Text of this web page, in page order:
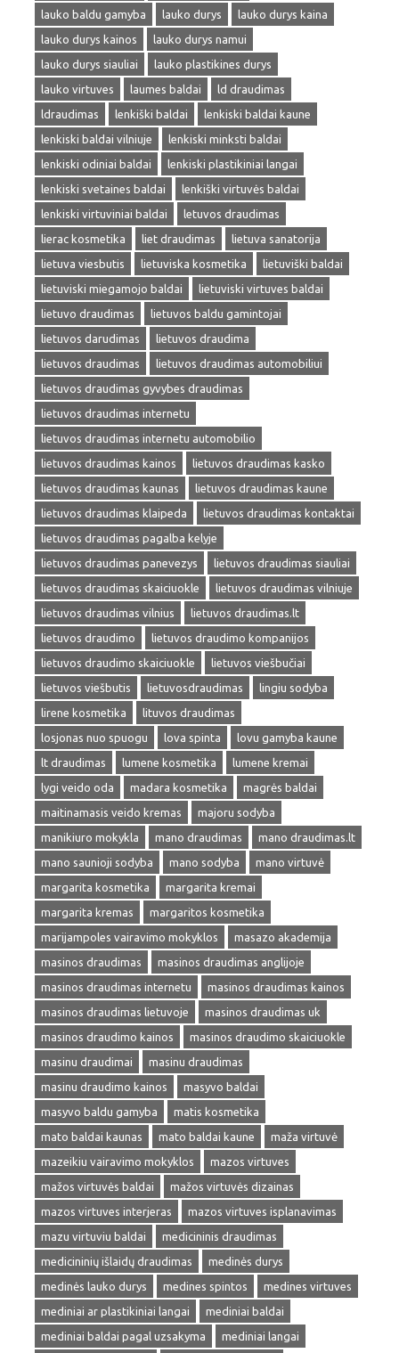
lauko baldu gamyba
lauko durys
lauko durys kaina
lauko durys kainos
lauko durys namui
lauko durys siauliai
lauko plastikines durys
lauko virtuves
laumes baldai
ld draudimas
ldraudimas
lenkiški baldai
lenkiski baldai kaune
lenkiski baldai vilniuje
lenkiski minksti baldai
lenkiski odiniai baldai
lenkiski plastikiniai langai
lenkiski svetaines baldai
lenkiški virtuvės baldai
lenkiski virtuviniai baldai
letuvos draudimas
lierac kosmetika
liet draudimas
lietuva sanatorija
lietuva viesbutis
lietuviska kosmetika
lietuviški baldai
lietuviski miegamojo baldai
lietuviski virtuves baldai
lietuvo draudimas
lietuvos baldu gamintojai
lietuvos darudimas
lietuvos draudima
lietuvos draudimas
lietuvos draudimas automobiliui
lietuvos draudimas gyvybes draudimas
lietuvos draudimas internetu
lietuvos draudimas internetu automobilio
lietuvos draudimas kainos
lietuvos draudimas kasko
lietuvos draudimas kaunas
lietuvos draudimas kaune
lietuvos draudimas klaipeda
lietuvos draudimas kontaktai
lietuvos draudimas pagalba kelyje
lietuvos draudimas panevezys
lietuvos draudimas siauliai
lietuvos draudimas skaiciuokle
lietuvos draudimas vilniuje
lietuvos draudimas vilnius
lietuvos draudimas.lt
lietuvos draudimo
lietuvos draudimo kompanijos
lietuvos draudimo skaiciuokle
lietuvos viešbučiai
lietuvos viešbutis
lietuvosdraudimas
lingiu sodyba
lirene kosmetika
lituvos draudimas
losjonas nuo spuogu
lova spinta
lovu gamyba kaune
lt draudimas
lumene kosmetika
lumene kremai
lygi veido oda
madara kosmetika
magrės baldai
maitinamasis veido kremas
majoru sodyba
manikiuro mokykla
mano draudimas
mano draudimas.lt
mano saunioji sodyba
mano sodyba
mano virtuvė
margarita kosmetika
margarita kremai
margarita kremas
margaritos kosmetika
marijampoles vairavimo mokyklos
masazo akademija
masinos draudimas
masinos draudimas anglijoje
masinos draudimas internetu
masinos draudimas kainos
masinos draudimas lietuvoje
masinos draudimas uk
masinos draudimo kainos
masinos draudimo skaiciuokle
masinu draudimai
masinu draudimas
masinu draudimo kainos
masyvo baldai
masyvo baldu gamyba
matis kosmetika
mato baldai kaunas
mato baldai kaune
maža virtuvė
mazeikiu vairavimo mokyklos
mazos virtuves
mažos virtuvės baldai
mažos virtuvės dizainas
mazos virtuves interjeras
mazos virtuves isplanavimas
mazu virtuviu baldai
medicininis draudimas
medicininių išlaidų draudimas
medinės durys
medinės lauko durys
medines spintos
medines virtuves
mediniai ar plastikiniai langai
mediniai baldai
mediniai baldai pagal uzsakyma
mediniai langai